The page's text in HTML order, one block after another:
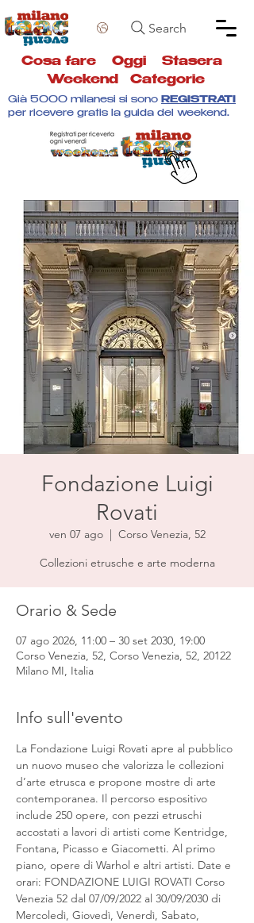
Search
Cosa fare Oggi Stasera
Weekend
Categorie
Già 5000 milanesi si sono REGISTRATI
per ricevere gratis la guida del weekend.
Fondazione Luigi
Rovati
ven 07 ago
  |
Corso Venezia, 52
Collezioni etrusche e arte moderna
Orario & Sede
07 ago 2026, 11:00 – 30 set 2030, 19:00
Corso Venezia, 52, Corso Venezia, 52, 20122
Milano MI, Italia
Info sull'evento
La Fondazione Luigi Rovati apre al pubblico
un nuovo museo che valorizza le collezioni
d’arte etrusca e propone mostre di arte
contemporanea. Il percorso espositivo
include 250 opere, con pezzi etruschi
accostati a lavori di artisti come Kentridge,
Fontana, Picasso e Giacometti. Al primo
piano, opere di Warhol e altri artisti. Date e
orari: FONDAZIONE LUIGI ROVATI Corso
Venezia 52 dal 07/09/2022 al 30/09/2030 di
Mercoledì, Giovedì, Venerdì, Sabato,